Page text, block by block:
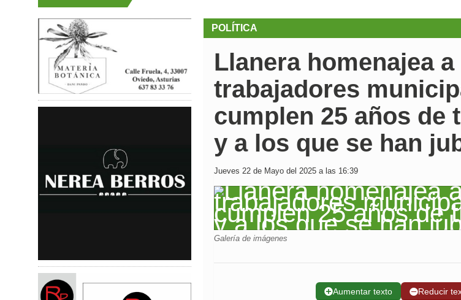
POLÍTICA
Llanera homenajea
trabajadores
cumplen 25 años de
y a los que se han
Jueves 22 de Mayo del 2025 a las 16:39
Galería de imágenes
➕Aumentar texto ➖Reducir